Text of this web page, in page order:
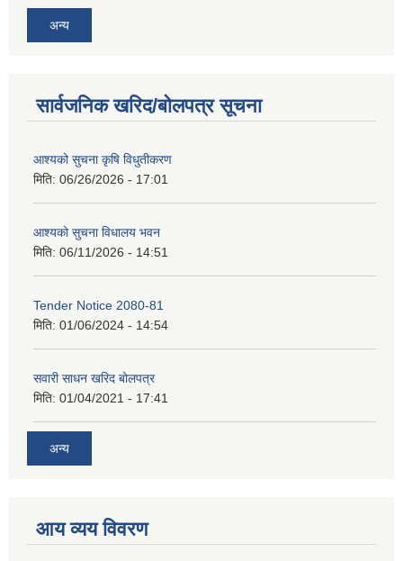
अन्य
सार्वजनिक खरिद/बोलपत्र सूचना
आश्यको सुचना कृषि विधुतीकरण
मिति: 06/26/2026 - 17:01
आश्यको सुचना विधालय भवन
मिति: 06/11/2026 - 14:51
Tender Notice 2080-81
मिति: 01/06/2024 - 14:54
सवारी साधन खरिद बोलपत्र
मिति: 01/04/2021 - 17:41
अन्य
आय व्यय विवरण